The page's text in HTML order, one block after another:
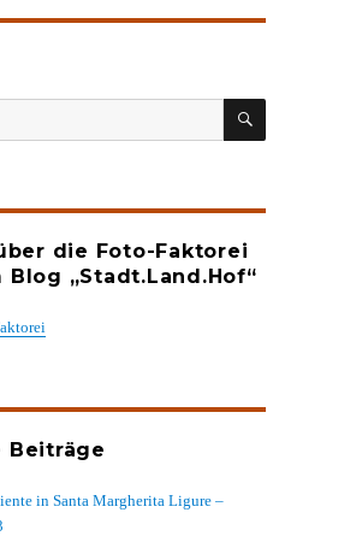
SUCHEN
die Foto-Faktorei
Blog „Stadt.Land.Hof“
Beiträge
in Santa Margherita Ligure –